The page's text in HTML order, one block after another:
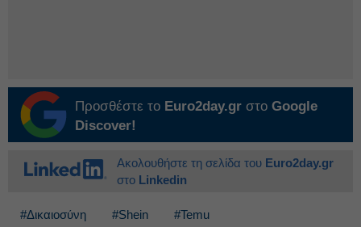
Προσθέστε το Euro2day.gr στο Google
Discover!
Ακολουθήστε τη σελίδα του Euro2day.gr
στο Linkedin
#Δικαιοσύνη #Shein #Temu